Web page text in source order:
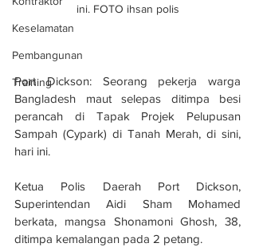
Keselamatan
Pembangunan
Training
ini. FOTO ihsan polis
Port Dickson: Seorang pekerja warga
Bangladesh maut selepas ditimpa besi
perancah di Tapak Projek Pelupusan
Sampah (Cypark) di Tanah Merah, di sini,
hari ini.
Ketua Polis Daerah Port Dickson,
Superintendan Aidi Sham Mohamed
berkata, mangsa Shonamoni Ghosh, 38,
ditimpa kemalangan pada 2 petang.